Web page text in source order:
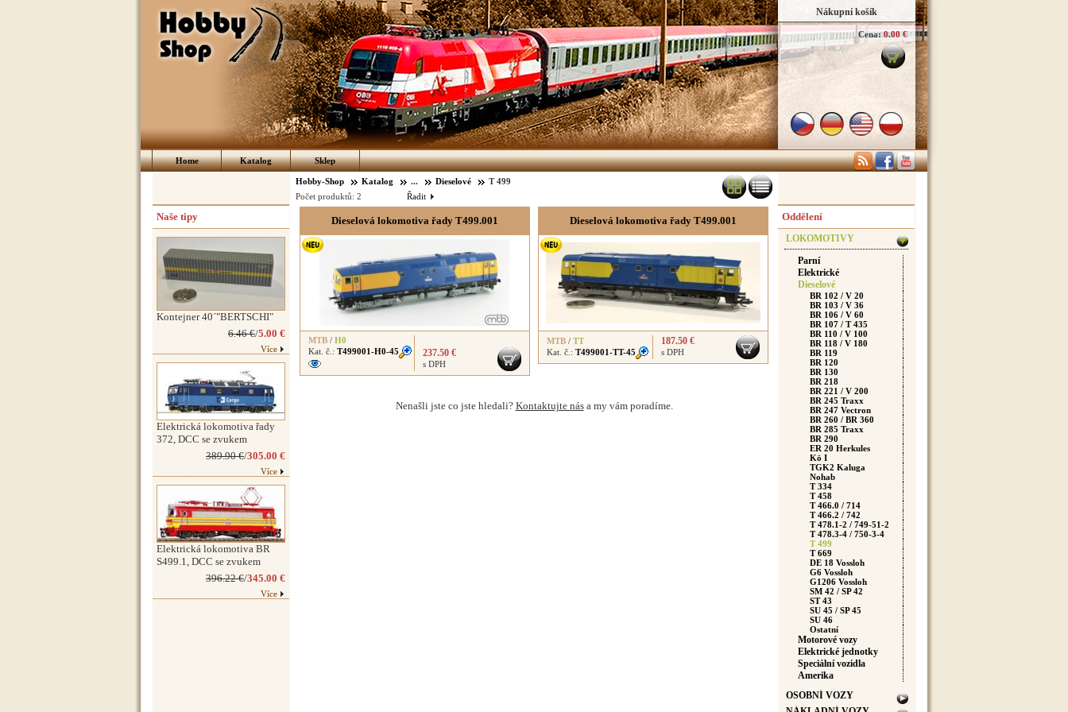
Nákupní košík
Cena: 0.00 €
Home Katalog Sklep
Hobby-Shop Katalog ... Dieselové
T 499
Řadit
Počet produktů: 2
Dieselová lokomotiva řady T499.001
MTB / H0
Kat. č.: T499001-H0-45 237.50 €
s DPH
Dieselová lokomotiva řady T499.001
MTB / TT
Kat. č.: T499001-TT-45
187.50 €
s DPH
Nenašli jste co jste hledali? Kontaktujte nása my vám poradíme.
Naše tipy
Kontejner 40´"BERTSCHI"
6.46 €/5.00 €
Více
Elektrická lokomotiva řady
372, DCC se zvukem
389.90 €/305.00 €
Více
Elektrická lokomotiva BR
S499.1, DCC se zvukem
396.22 €/345.00 €
Více
Oddělení
LOKOMOTIVY
Parní
Elektrické
Dieselové
BR 102 / V 20
BR 103 / V 36
BR 106 / V 60
BR 107 / T 435
BR 110 / V 100
BR 118 / V 180
BR 119
BR 120
BR 130
BR 218
BR 221 / V 200
BR 245 Traxx
BR 247 Vectron
BR 260 / BR 360
BR 285 Traxx
BR 290
ER 20 Herkules
Kö I
TGK2 Kaluga
Nohab
T 334
T 458
T 466.0 / 714
T 466.2 / 742
T 478.1-2 / 749-51-2
T 478.3-4 / 750-3-4
T 499
T 669
DE 18 Vossloh
G6 Vossloh
G1206 Vossloh
SM 42 / SP 42
ST 43
SU 45 / SP 45
SU 46
Ostatní
Motorové vozy
Elektrické jednotky
Speciální vozidla
Amerika
OSOBNÍ VOZY